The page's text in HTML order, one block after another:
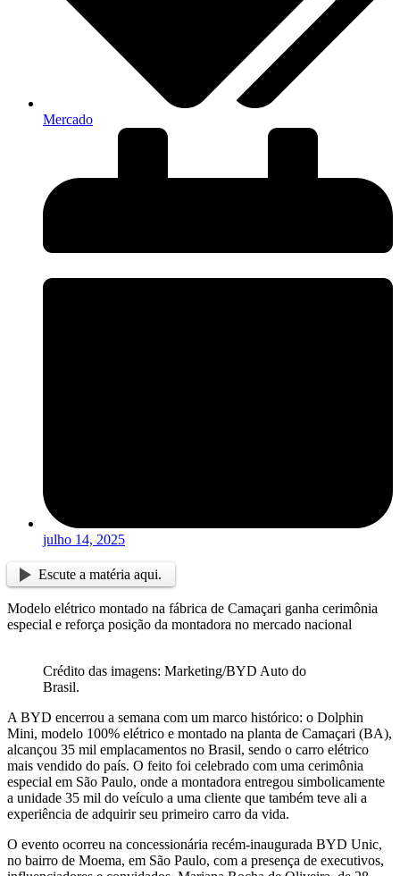
Mercado
julho 14, 2025
Escute a matéria aqui.
Modelo elétrico montado na fábrica de Camaçari ganha cerimônia
especial e reforça posição da montadora no mercado nacional
Crédito das imagens: Marketing/BYD Auto do
Brasil.
A BYD encerrou a semana com um marco histórico: o Dolphin
Mini, modelo 100% elétrico e montado na planta de Camaçari (BA),
alcançou 35 mil emplacamentos no Brasil, sendo o carro elétrico
mais vendido do país. O feito foi celebrado com uma cerimônia
especial em São Paulo, onde a montadora entregou simbolicamente
a unidade 35 mil do veículo a uma cliente que também teve ali a
experiência de adquirir seu primeiro carro da vida.
O evento ocorreu na concessionária recém-inaugurada BYD Unic,
no bairro de Moema, em São Paulo, com a presença de executivos,